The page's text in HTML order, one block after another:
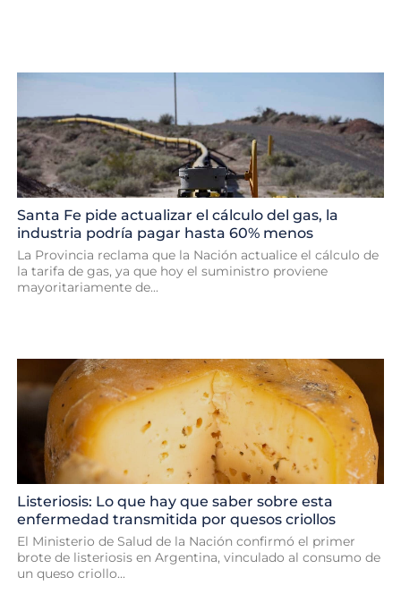
Santa Fe pide actualizar el cálculo del gas, la
industria podría pagar hasta 60% menos
La Provincia reclama que la Nación actualice el cálculo de
la tarifa de gas, ya que hoy el suministro proviene
mayoritariamente de...
Listeriosis: Lo que hay que saber sobre esta
enfermedad transmitida por quesos criollos
El Ministerio de Salud de la Nación confirmó el primer
brote de listeriosis en Argentina, vinculado al consumo de
un queso criollo...